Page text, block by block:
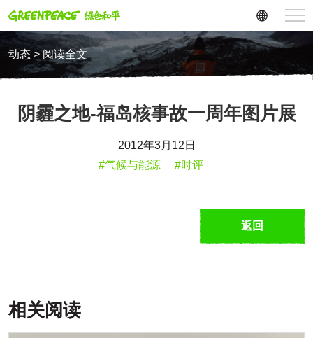
动态 > 阅读全文
阴霾之地-福岛核事故一周年图片展
2012年3月12日
#气候与能源
#时评
返回
相关阅读